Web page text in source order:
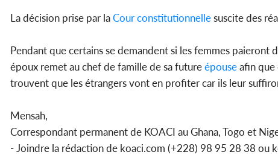
La décision prise par laCour constitutionnellesuscite des
Pendant que certains se demandent si les femmes paieront
époux remet au chef de famille de sa futureépouseafin que
trouvent que les étrangers vont en profiter car ils leur
Mensah,
Correspondant permanent de KOACI au Ghana, Togo et
- Joindre la rédaction de koaci.com (+228) 98 95 28 38 ou